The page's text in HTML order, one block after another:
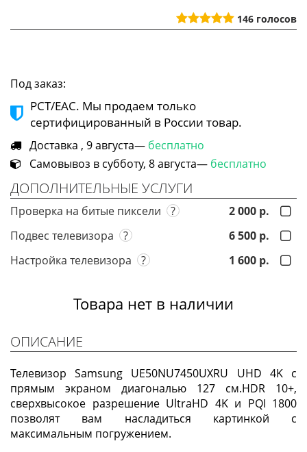
146 голосов
Под заказ:
РСТ/ЕАС. Мы продаем только
сертифицированный в России товар.
Доставка , 9 августа— бесплатно
Самовывоз в субботу, 8 августа— бесплатно
ДОПОЛНИТЕЛЬНЫЕ УСЛУГИ
Проверка на битые пиксели ?
2 000 р.
Подвес телевизора
?
6 500 р.
Настройка телевизора
? 1 600 р.
Товара нет в наличии
ОПИСАНИЕ
Телевизор Samsung UE50NU7450UXRU UHD 4K с
прямым экраном диагональю 127 см.HDR 10+,
сверхвысокое разрешение UltraHD 4K и PQI 1800
позволят вам насладиться картинкой с
максимальным погружением.